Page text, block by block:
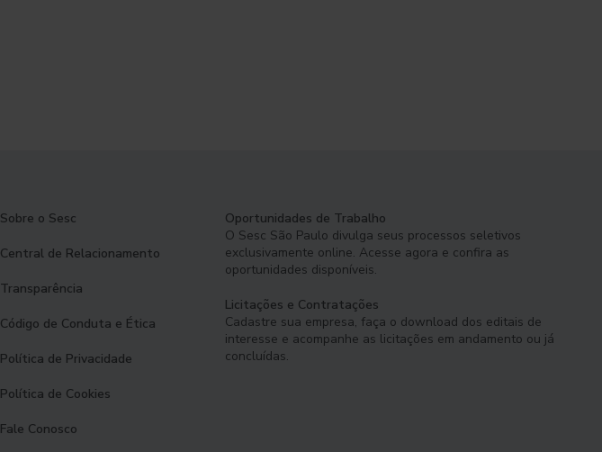
Sobre o Sesc
Central de Relacionamento
Transparência
Código de Conduta e Ética
Política de Privacidade
Política de Cookies
Fale Conosco
Oportunidades de Trabalho
O Sesc São Paulo divulga seus processos seletivos
exclusivamente online. Acesse agora e confira as
oportunidades disponíveis.
Licitações e Contratações
Cadastre sua empresa, faça o download dos editais de
interesse e acompanhe as licitações em andamento ou já
concluídas.